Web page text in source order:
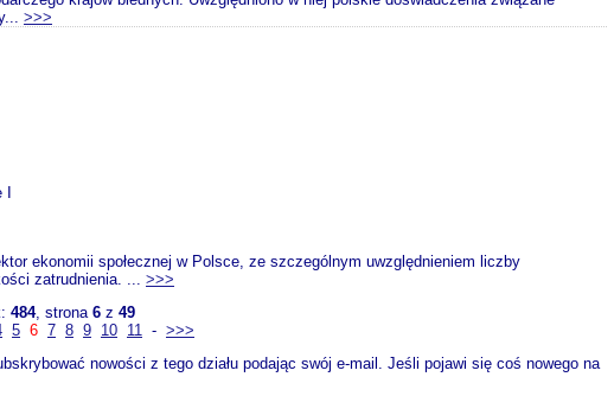
>>>
ekonomii społecznej w Polsce, ze szczególnym uwzględnieniem liczby
zatrudnienia. ... >>>
484, strona 6 z 49
5 6 7 8 9 10 11 - >>>
nowości z tego działu podając swój e-mail. Jeśli pojawi się coś nowego na